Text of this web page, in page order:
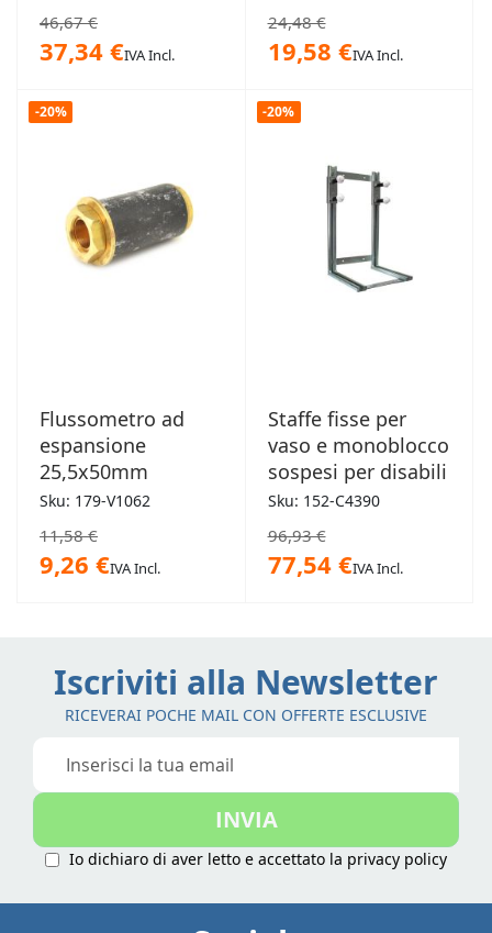
46,67 €
37,34 €IVA Incl.
24,48 €
19,58 €IVA Incl.
-20%
Flussometro ad
espansione
25,5x50mm
Sku: 179-V1062
11,58 €
9,26 €IVA Incl.
-20%
Staffe fisse per
vaso e monoblocco
sospesi per disabili
Sku: 152-C4390
96,93 €
77,54 €IVA Incl.
Iscriviti alla Newsletter
RICEVERAI POCHE MAIL CON OFFERTE ESCLUSIVE
Iscriviti
nostra
INVIA
Io dichiaro di aver letto e accettato la privacy policy